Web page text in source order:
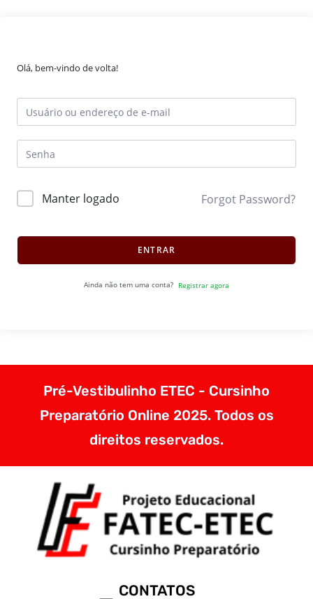
Olá, bem-vindo de volta!
Manter logado Forgot Password?
ENTRAR
Ainda não tem uma conta? Registrar agora
Pré-Vestibulinho ETEC - Cursinho
Preparatório Online 2025. Todos os
direitos reservados.
CONTATOS